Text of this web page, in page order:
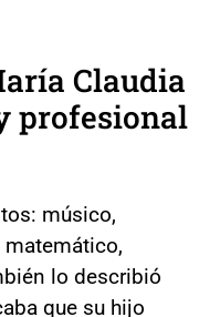
Claudia
profesional
músico,
lo describió
que su hijo